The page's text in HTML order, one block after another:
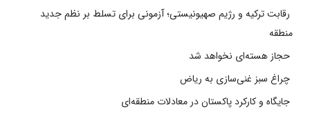
رقابت ترکیه و رژیم صهیونیستی؛ آزمونی برای تسلط بر نظم جدید
منطقه
حجاز هسته‌ای نخواهد شد
چراغ سبز غنی‌سازی به ریاض
جایگاه و کارکرد پاکستان در معادلات منطقه‌ای